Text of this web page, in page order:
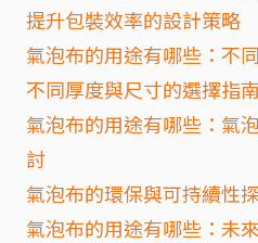
提升包裝效率的設計策略
氣泡布的用途有哪些：不
不同厚度與尺寸的選擇指南
氣泡布的用途有哪些：氣
討
氣泡布的環保與可持續性
氣泡布的用途有哪些：未